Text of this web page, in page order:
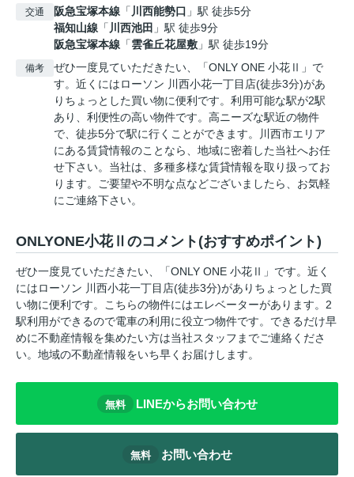
交通 阪急宝塚本線 「 川西能勢口 」駅 徒歩5分
福知山線 「 川西池田 」駅 徒歩9分
阪急宝塚本線 「雲雀丘花屋敷 」駅 徒歩19分
備考
ぜひ一度見ていただきたい、「ONLY ONE 小花Ⅱ」で
す。近くにはローソン 川西小花一丁目店(徒歩3分)があ
りちょっとした買い物に便利です。利用可能な駅が2駅
あり、利便性の高い物件です。高ニーズな駅近の物件
で、徒歩5分で駅に行くことができます。川西市エリア
にある賃貸情報のことなら、地域に密着した当社へお任
せ下さい。当社は、多種多様な賃貸情報を取り扱ってお
ります。ご要望や不明な点などございましたら、お気軽
にご連絡下さい。
ONLYONE小花Ⅱのコメント(おすすめポイント)
ぜひ一度見ていただきたい、「ONLY ONE 小花Ⅱ」です。近く
にはローソン 川西小花一丁目店(徒歩3分)がありちょっとした買
い物に便利です。こちらの物件にはエレベーターがあります。2
駅利用ができるので電車の利用に役立つ物件です。できるだけ早
めに不動産情報を集めたい方は当社スタッフまでご連絡くださ
い。地域の不動産情報をいち早くお届けします。
無料 LINEからお問い合わせ
無料 お問い合わせ